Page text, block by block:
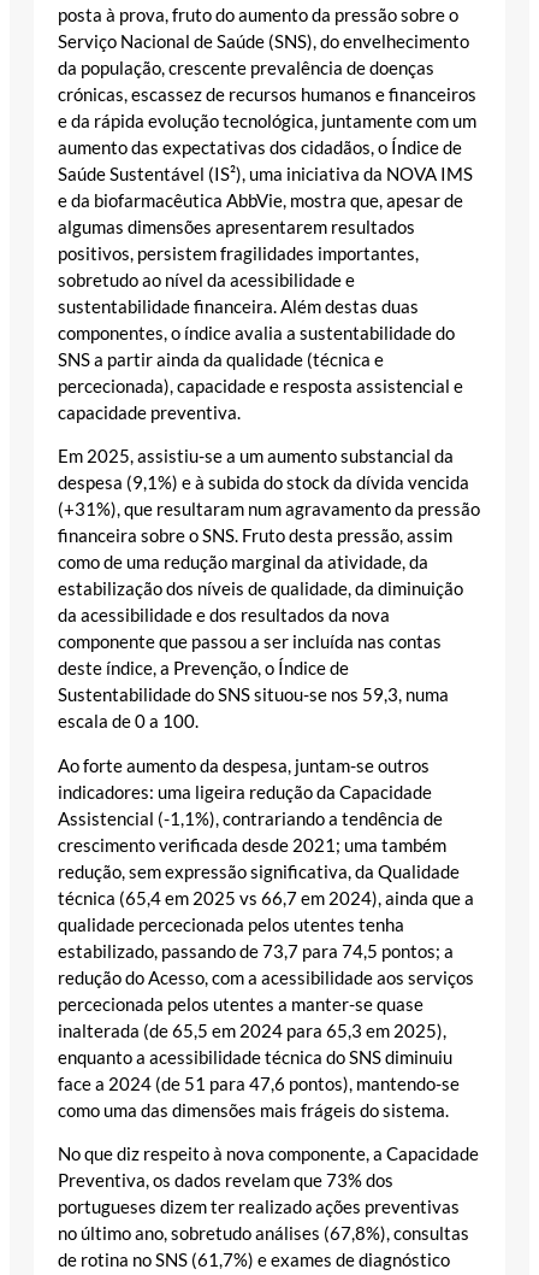
posta à prova, fruto do aumento da pressão sobre o
Serviço Nacional de Saúde (SNS), do envelhecimento
da população, crescente prevalência de doenças
crónicas, escassez de recursos humanos e financeiros
e da rápida evolução tecnológica, juntamente com um
aumento das expectativas dos cidadãos, o Índice de
Saúde Sustentável (IS²), uma iniciativa da NOVA IMS
e da biofarmacêutica AbbVie, mostra que, apesar de
algumas dimensões apresentarem resultados
positivos, persistem fragilidades importantes,
sobretudo ao nível da acessibilidade e
sustentabilidade financeira. Além destas duas
componentes, o índice avalia a sustentabilidade do
SNS a partir ainda da qualidade (técnica e
percecionada), capacidade e resposta assistencial e
capacidade preventiva.
Em 2025, assistiu-se a um aumento substancial da
despesa (9,1%) e à subida do stock da dívida vencida
(+31%), que resultaram num agravamento da pressão
financeira sobre o SNS. Fruto desta pressão, assim
como de uma redução marginal da atividade, da
estabilização dos níveis de qualidade, da diminuição
da acessibilidade e dos resultados da nova
componente que passou a ser incluída nas contas
deste índice, a Prevenção, o Índice de
Sustentabilidade do SNS situou-se nos 59,3, numa
escala de 0 a 100.
Ao forte aumento da despesa, juntam-se outros
indicadores: uma ligeira redução da Capacidade
Assistencial (-1,1%), contrariando a tendência de
crescimento verificada desde 2021; uma também
redução, sem expressão significativa, da Qualidade
técnica (65,4 em 2025 vs 66,7 em 2024), ainda que a
qualidade percecionada pelos utentes tenha
estabilizado, passando de 73,7 para 74,5 pontos; a
redução do Acesso, com a acessibilidade aos serviços
percecionada pelos utentes a manter-se quase
inalterada (de 65,5 em 2024 para 65,3 em 2025),
enquanto a acessibilidade técnica do SNS diminuiu
face a 2024 (de 51 para 47,6 pontos), mantendo-se
como uma das dimensões mais frágeis do sistema.
No que diz respeito à nova componente, a Capacidade
Preventiva, os dados revelam que 73% dos
portugueses dizem ter realizado ações preventivas
no último ano, sobretudo análises (67,8%), consultas
de rotina no SNS (61,7%) e exames de diagnóstico